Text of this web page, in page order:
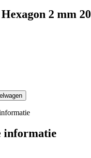
2 mm 20
informatie